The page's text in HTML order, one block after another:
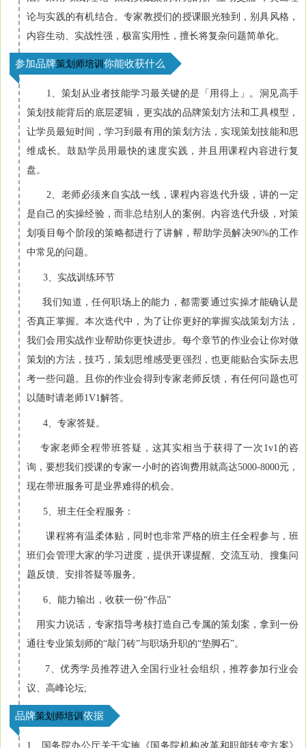
论与实践的有机结合。专家教授们的授课眼光独到，别具风格，
内容生动、实战性强，极富实用性，擅长将复杂问题简单化。
参加品牌策划师培训 你能收获什么
1、策划从业者技能学习最关键的是「用得上」。洞见高手
策划技能背后的底层逻辑，更实战的品牌策划方法和工具模型，
让学员最短时间，学习到最有用的策划方法，实现策划技能和思
维成长。鼓励学员用最快的速度实践，并且用课程内容进行复
盘。
2、老师必须来自实战一线，课程内容迭代升级，讲的一定
是自己的实操经验，而非总结别人的案例。内容迭代升级，对策
划项目每个阶段的策略都进行了讲解，帮助学员解决90%的工作
中常见的问题。
3、实战训练环节
我们知道，任何职场上的能力，都需要通过实操才能确认是
否真正掌握。本次迭代中，为了让你更好的掌握实战策划方法，
我们会用实战作业帮助你更快进步。每个章节的作业会让你对做
策划的方法，技巧，策划思维感受更强烈，也更能贴合实际去思
考一些问题。且你的作业会得到专家老师反馈，有任何问题也可
以随时请老师1V1解答。
4、专家答疑。
专家老师全程带班答疑，这其实相当于获得了一次1v1的咨
询，要想我们授课的专家一小时的咨询费用就高达5000-8000元，
现在带班服务可是业界难得的机会。
5、班主任全程服务：
课程将有温柔体贴，同时也非常严格的班主任全程参与，班
班们会管理大家的学习进度，提供开课提醒、交流互动、搜集问
题反馈、安排答疑等服务。
6、能力输出，收获一份“作品”
用实力说话，专家指导考核打造自己专属的策划案，拿到一份
通往专业策划师的“敲门砖”与职场升职的“垫脚石”。
7、优秀学员推荐进入全国行业社会组织，推荐参加行业会
议、高峰论坛;
品牌策划师培训 依据
1、国务院办公厅关于实施《国务院机构改革和职能转变方案》